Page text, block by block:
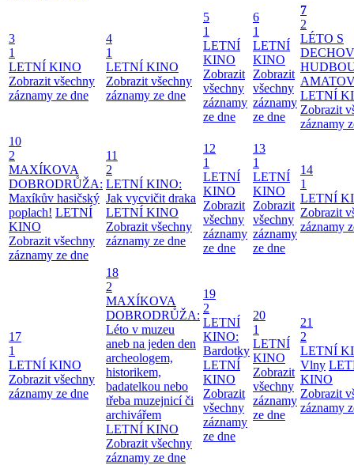
3
1
LETNÍ KINO
Zobrazit všechny
záznamy ze dne
4
1
LETNÍ KINO
Zobrazit všechny
záznamy ze dne
5
1
LETNÍ
KINO
Zobrazit
všechny
záznamy
ze dne
6
1
LETNÍ
KINO
Zobrazit
všechny
záznamy
ze dne
7
2
LÉTO S
LETNÍ
Zobrazit
záznamy
10
2
MAXÍKOVA
DOBRODRŮŽA:
Maxíkův hasičský
poplach! LETNÍ
KINO
Zobrazit všechny
záznamy ze dne
11
2
LETNÍ KINO:
Jak vycvičit draka
LETNÍ KINO
Zobrazit všechny
záznamy ze dne
12
1
LETNÍ
KINO
Zobrazit
všechny
záznamy
ze dne
13
1
LETNÍ
KINO
Zobrazit
všechny
záznamy
ze dne
14
1
LETNÍ
Zobrazit
záznamy
17
1
LETNÍ KINO
Zobrazit všechny
záznamy ze dne
18
2
MAXÍKOVA
DOBRODRŮŽA:
Léto v muzeu
aneb na jeden den
archeologem,
historikem,
badatelkou nebo
třeba muzejnicí či
archivářem
LETNÍ KINO
Zobrazit všechny
záznamy ze dne
19
2
LETNÍ
KINO:
Bardotky
LETNÍ
KINO
Zobrazit
všechny
záznamy
ze dne
20
1
LETNÍ
KINO
Zobrazit
všechny
záznamy
ze dne
21
2
LETNÍ
Vlny
KINO
Zobrazit
záznamy